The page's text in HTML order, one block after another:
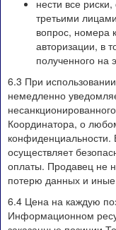
нести все
третьими
вопрос, номера
авторизации, в
полученного на
6.3 При
немедленно
Координатора, о
конфиденциальности.
осуществляет
оплаты. Продавец не
потерю данных и
6.4 Цена на каждую
Информационном